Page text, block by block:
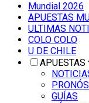
Mundial 2026
APUESTAS
ULTIMAS
COLO COLO
U DE CHILE
APUESTAS
GUÍAS